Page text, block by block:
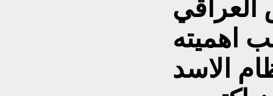
اهميته
الاسد